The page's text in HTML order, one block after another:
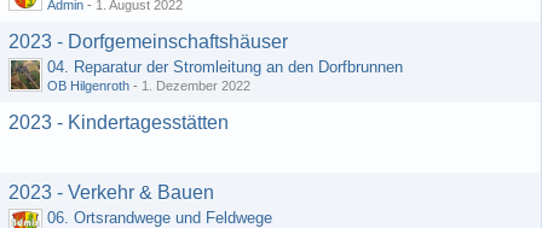
Admin - 1. August 2022
2023 - Dorfgemeinschaftshäuser
04. Reparatur der Stromleitung an den Dorfbrunnen
OB Hilgenroth - 1. Dezember 2022
2023 - Kindertagesstätten
2023 - Verkehr & Bauen
06. Ortsrandwege und Feldwege